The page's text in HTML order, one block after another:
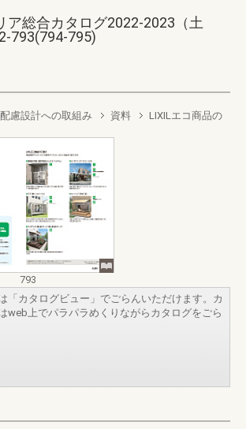
ア総合カタログ2022-2023（土
793(794-795)
慮設計への取組み 資料
LIXILエコ商品の
793
「カタログビュー」でごらんいただけます。カ
web上でパラパラめくりながらカタログをごら